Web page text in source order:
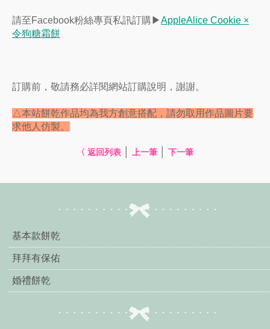
請至Facebook粉絲專頁私訊訂購▶AppleAlice Cookie ×
令狗糖霜餅
訂購前，敬請務必詳閱網站訂購說明，謝謝。
△本站餅乾作品均為我方創意搭配，請勿取用作品圖片要
求他人仿製。
〈 返回列表 上一筆 下一筆
基本款餅乾
拜拜有保佑
婚禮餅乾